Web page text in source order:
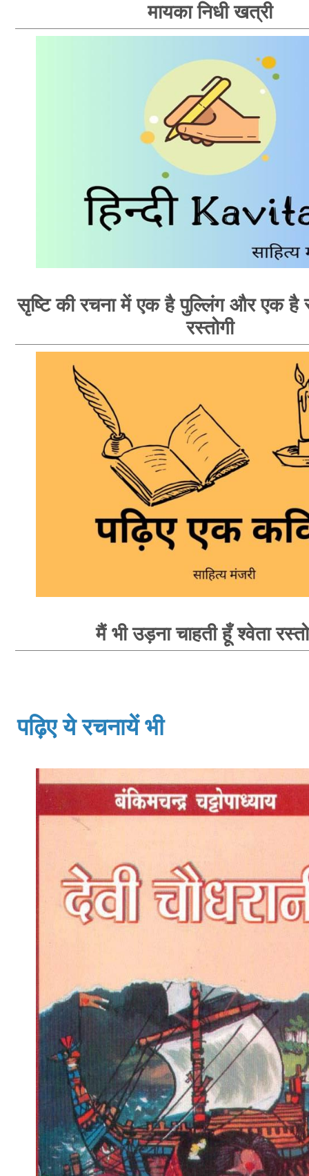
मायका निधी खत्री
सृष्टि की रचना में एक है पुल्लिंग और एक है
रस्तोगी
मैं भी उड़ना चाहती हूँ श्वेता
पढ़िए ये रचनायें भी